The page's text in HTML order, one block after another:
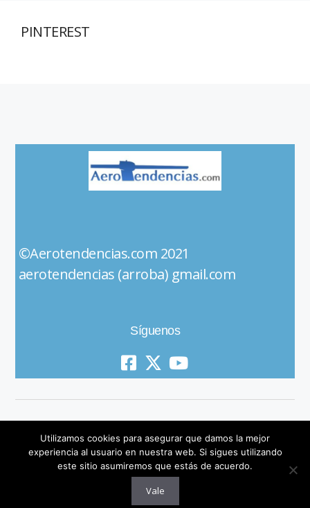
PINTEREST
©Aerotendencias.com 2021
aerotendencias (arroba) gmail.com
Síguenos
© 2019 All Rights Reserved
Utilizamos cookies para asegurar que damos la mejor
experiencia al usuario en nuestra web. Si sigues utilizando
este sitio asumiremos que estás de acuerdo.
Vale